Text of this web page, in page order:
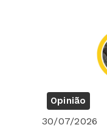
Opinião
30/07/2026